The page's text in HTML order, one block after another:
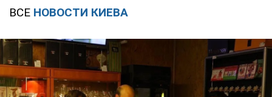
ВСЕ НОВОСТИ КИЕВА